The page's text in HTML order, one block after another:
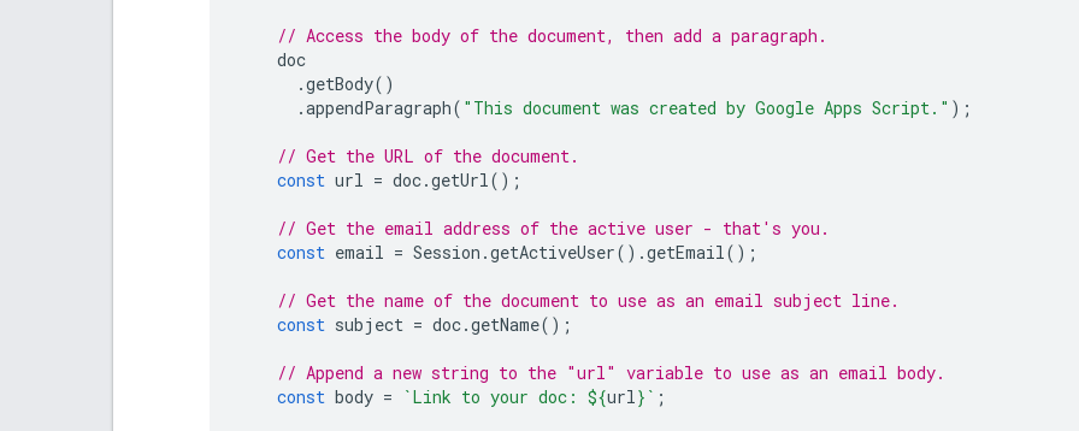
// Access the body of the document, then add a paragraph.
doc
.getBody()
.appendParagraph( "This document was created by Google Apps Script." );
// Get the URL of the document.
const url = doc.getUrl();
// Get the email address of the active user - that's you.
const email = Session .getActiveUser().getEmail();
// Get the name of the document to use as an email subject line.
const subject = doc.getName();
// Append a new string to the "url" variable to use as an email body.
const body = `Link to your doc: ${url} ` ;